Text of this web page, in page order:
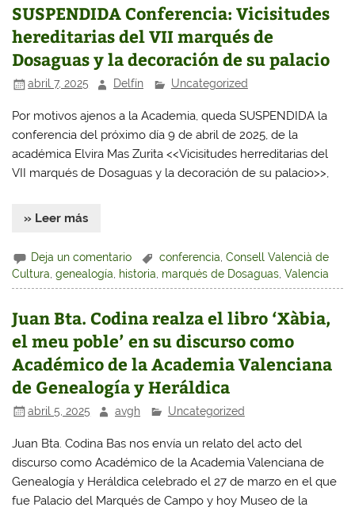
SUSPENDIDA Conferencia: Vicisitudes
hereditarias del VII marqués de
Dosaguas y la decoración de su palacio
abril 7, 2025 Delfín Uncategorized
Por motivos ajenos a la Academia, queda SUSPENDIDA la
conferencia del próximo día 9 de abril de 2025, de la
académica Elvira Mas Zurita <<Vicisitudes herreditarias del
VII marqués de Dosaguas y la decoración de su palacio>>,
» Leer más
Deja un comentario conferencia ,Consell Valencià de
Cultura,genealogía, historia, marqués de Dosaguas,Valencia
Juan Bta. Codina realza el libro ‘Xàbia,
el meu poble’ en su discurso como
Académico de la Academia Valenciana
de Genealogía y Heráldica
abril 5, 2025 avgh Uncategorized
Juan Bta. Codina Bas nos envía un relato del acto del
discurso como Académico de la Academia Valenciana de
Genealogía y Heráldica celebrado el 27 de marzo en el que
fue Palacio del Marqués de Campo y hoy Museo de la